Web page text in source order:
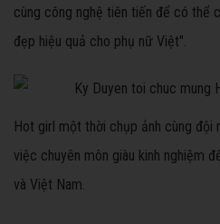
cùng công nghệ tiên tiến để có thể
đẹp hiệu quả cho phụ nữ Việt".
Hot girl một thời chụp ảnh cùng
việc chuyên môn giàu kinh nghiệm
và Việt Nam.